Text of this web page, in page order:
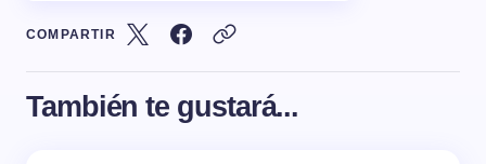
COMPARTIR
También te gustará...